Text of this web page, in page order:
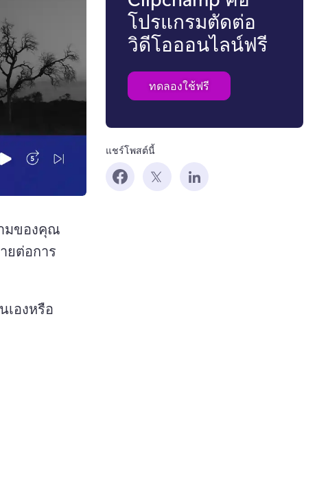
มของคุณ
ยต่อการ
เองหรือ
โปรแกรมตัดต่อ
วิดีโอออนไลน์ฟรี
ทดลองใช้ฟรี
แชร์โพสต์นี้